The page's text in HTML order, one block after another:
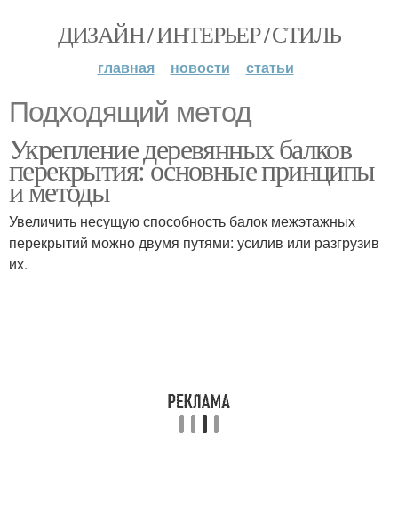
ДИЗАЙН / ИНТЕРЬЕР / СТИЛЬ
главная новости статьи
Подходящий метод
Укрепление деревянных балков
перекрытия: основные принципы
и методы
Увеличить несущую способность балок межэтажных
перекрытий можно двумя путями: усилив или разгрузив
их.